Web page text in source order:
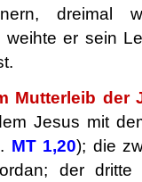
dreimal
weihte er sein
Mutterleib der
Jesus mit
MT 1,20); die
der dritte